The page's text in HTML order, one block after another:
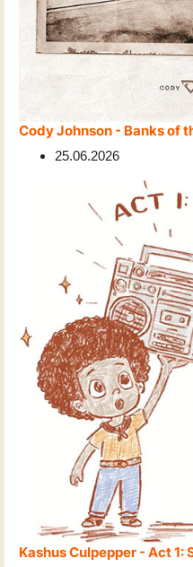
Cody Johnson - Banks of
25.06.2026
Kashus Culpepper - Act 1: